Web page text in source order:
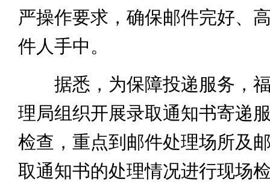
严操作要求，确保邮件完好、
件人手中。
据悉，为保障投递服务，福
理局组织开展录取通知书寄递
检查，重点到邮件处理场所及
取通知书的处理情况进行现场